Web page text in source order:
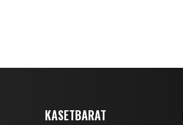
KASETBARAT